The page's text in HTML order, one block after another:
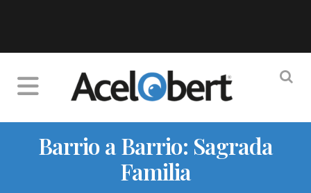
Barrio a Barrio: Sagrada
Familia